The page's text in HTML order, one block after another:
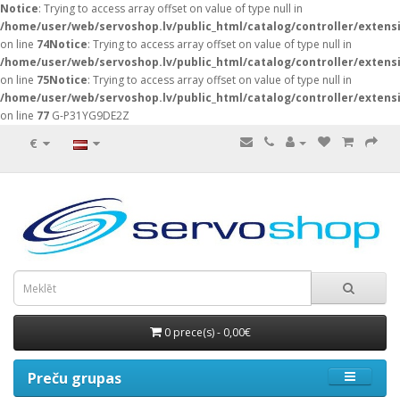
Notice: Trying to access array offset on value of type null in
/home/user/web/servoshop.lv/public_html/catalog/controller/
on line 74Notice: Trying to access array offset on value of type null in
/home/user/web/servoshop.lv/public_html/catalog/controller/
on line 75Notice: Trying to access array offset on value of type null in
/home/user/web/servoshop.lv/public_html/catalog/controller/
on line 77 G-P31YG9DE2Z
€
0 prece(s) - 0,00€
Preču grupas